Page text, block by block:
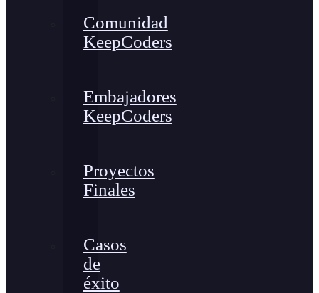
Comunidad
KeepCoders
Embajadores
KeepCoders
Proyectos
Finales
Casos
de
éxito